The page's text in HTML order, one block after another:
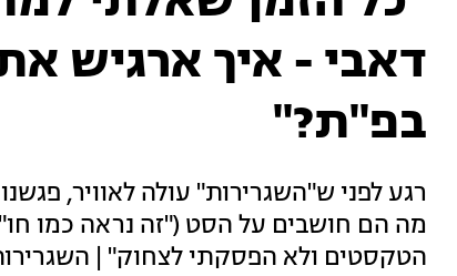
דאבי - איך ארגיש
בפ"ת?"
רגע לפני ש"השגרירות" עולה לאוויר,
מה הם חושבים על הסט ("זה נראה כמו
הטקסטים ולא הפסקתי לצחוק" | השגרירות, פרק